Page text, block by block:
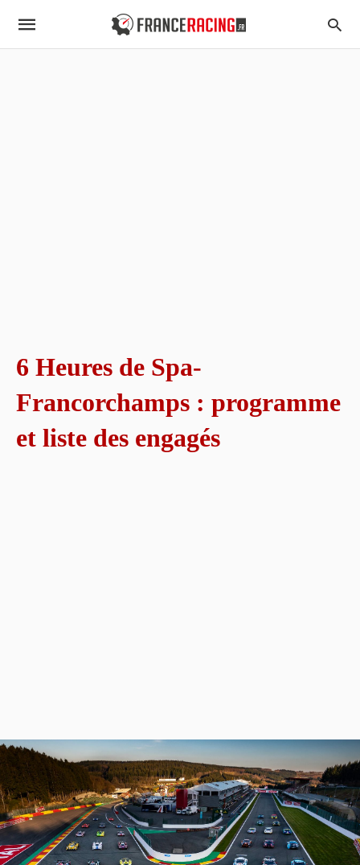
6 Heures de Spa-
Francorchamps : programme
et liste des engagés